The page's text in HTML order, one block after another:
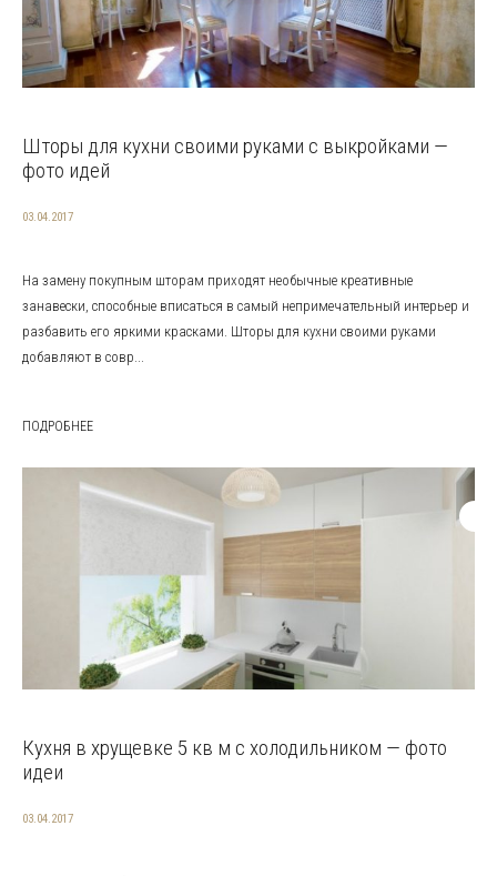
Шторы для кухни своими руками с выкройками —
фото идей
03.04.2017
На замену покупным шторам приходят необычные креативные
занавески, способные вписаться в самый непримечательный интерьер и
разбавить его яркими красками. Шторы для кухни своими руками
добавляют в совр...
ПОДРОБНЕЕ
Кухня в хрущевке 5 кв м с холодильником — фото
идеи
03.04.2017